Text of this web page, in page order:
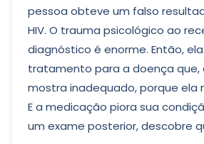
pessoa obteve um falso
HIV. O trauma psicológico ao
diagnóstico é enorme. Então,
tratamento para a doença que,
mostra inadequado, porque ela
E a medicação piora sua
um exame posterior, descobre